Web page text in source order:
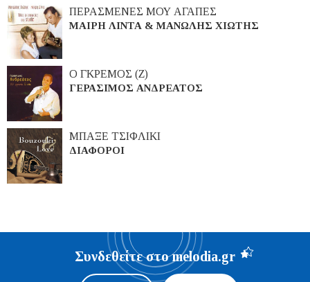
ΠΕΡΑΣΜΕΝΕΣ ΜΟΥ ΑΓΑΠΕΣ
ΜΑΙΡΗ ΛΙΝΤΑ & ΜΑΝΩΛΗΣ ΧΙΩΤΗΣ
Ο ΓΚΡΕΜΟΣ (Ζ)
ΓΕΡΑΣΙΜΟΣ ΑΝΔΡΕΑΤΟΣ
ΜΠΑΞΕ ΤΣΙΦΛΙΚΙ
ΔΙΑΦΟΡΟΙ
Συνδεθείτε στο melodia.gr